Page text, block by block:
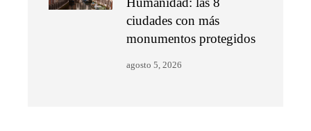
ciudades con más
monumentos protegidos
agosto 5, 2026